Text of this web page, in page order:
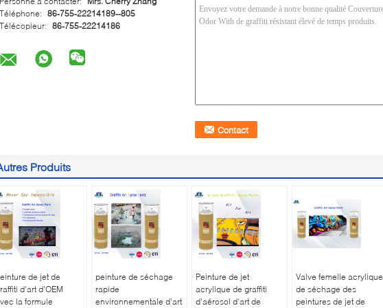
Téléphone: 86-755-22214189--805
Télécopieur: 86-755-22214186
Produits
de jet de
d'art d'OEM
la formule
peinture de séchage
rapide
environnementale d'art
Peinture de jet
acrylique de graffiti
d'aérosol d'art de
Valve femelle acrylique
de séchage des
peintures de jet de